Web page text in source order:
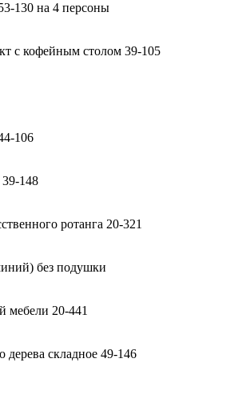
130 на 4 персоны
с кофейным столом 39-105
106
148
ротанга 20-321
без подушки
мебели 20-441
дерева складное 49-146